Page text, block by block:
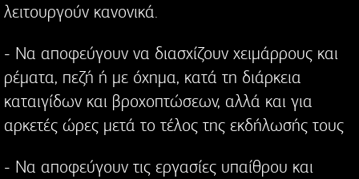
λειτουργούν κανονικά.
- Να αποφεύγουν να διασχίζουν χειμάρρους και
ρέματα, πεζή ή με όχημα, κατά τη διάρκεια
καταιγίδων και βροχοπτώσεων, αλλά και για
αρκετές ώρες μετά το τέλος της εκδήλωσής τους
- Να αποφεύγουν τις εργασίες υπαίθρου και